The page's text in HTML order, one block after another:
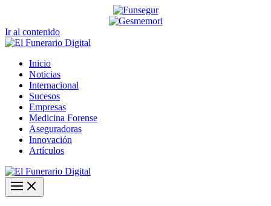
Ir al contenido
Inicio
Noticias
Internacional
Sucesos
Empresas
Medicina Forense
Aseguradoras
Innovación
Artículos